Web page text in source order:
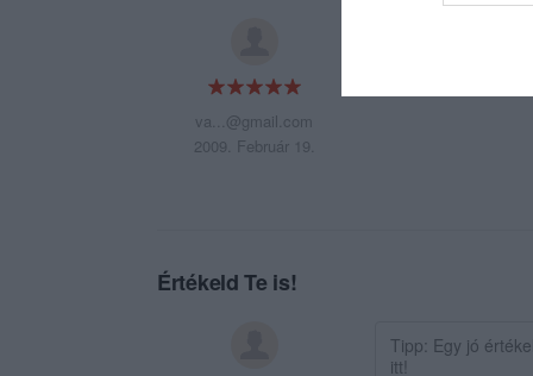
va...@gmail.com
2009. Február 19.
Mindenkinak
Értékeld Te is!